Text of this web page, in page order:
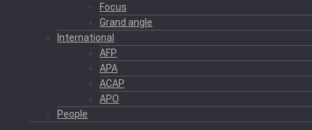
Focus
Grand angle
International
AFP
APA
ACAP
APO
People